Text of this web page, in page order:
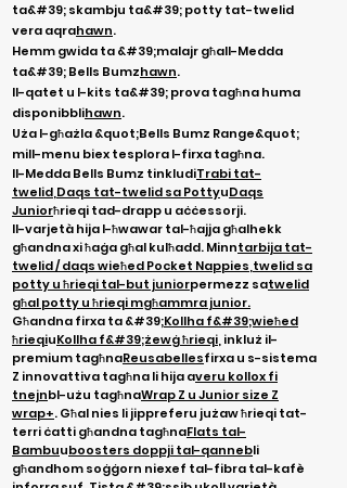
ta&#39; skambju ta&#39; potty tat-twelid
vera aqrahawn.
Hemm gwida ta &#39;malajr għall-Medda
ta&#39; Bells Bumzhawn.
Il-qatet u l-kits ta&#39; prova tagħna huma
disponibblihawn.
Uża l-għażla &quot;Bells Bumz Range&quot;
mill-menu biex tesplora l-firxa tagħna.
Il-Medda Bells Bumz tinkludiTrabi tat-
twelid Daqs tat-twelid sa PottyuDaqs
Juniorħrieqi tad-drapp u aċċessorji.
Il-varjetà hija l-ħwawar tal-ħajja għalhekk
għandna xi ħaġa għal kulħadd. Minntarbija tat-
twelid / daqs wieħed Pocket Nappies twelid sa
potty u ħrieqi tal-but juniorpermezz satwelid
għal potty u ħrieqi mgħammra junior.
Għandna firxa ta &#39;Kollha f&#39;wieħed
ħrieqiuKollha f&#39;żewġ ħrieqi , inkluż il-
premium tagħnaReusabellesfirxa u s-sistema
Z innovattiva tagħna li hija averu kollox fi
tnejnbl-użu tagħnaWrap Z u Junior size Z
wrap+. Għal nies li jippreferu jużaw ħrieqi tat-
terri ċatti għandna tagħnaFlats tal-
Bambuuboosters doppji tal-qannebli
għandhom soġġorn niexef tal-fibra tal-kafè